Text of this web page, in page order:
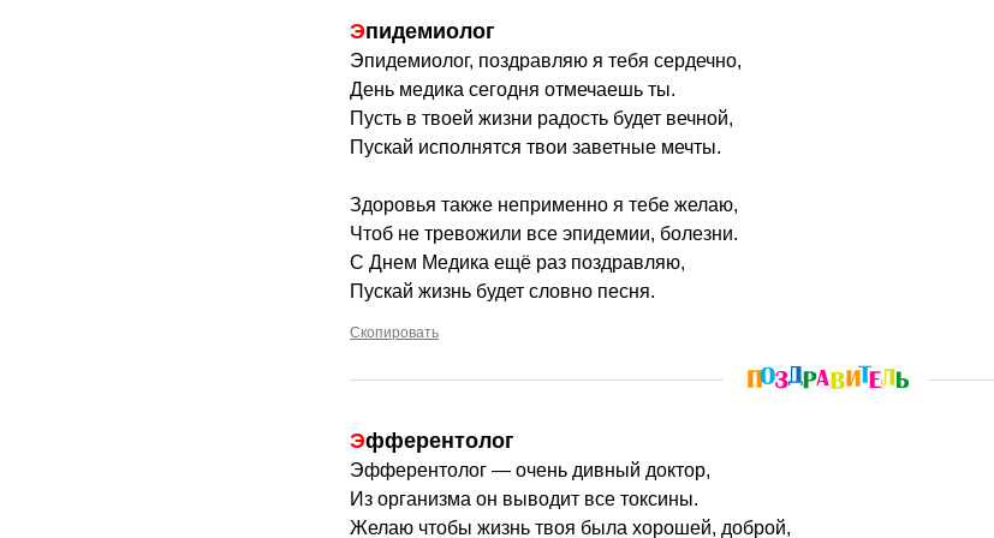
Эпидемиолог
Эпидемиолог, поздравляю я тебя сердечно,
День медика сегодня отмечаешь ты.
Пусть в твоей жизни радость будет вечной,
Пускай исполнятся твои заветные мечты.
Здоровья также неприменно я тебе желаю,
Чтоб не тревожили все эпидемии, болезни.
С Днем Медика ещё раз поздравляю,
Пускай жизнь будет словно песня.
Скопировать
Эфферентолог
Эфферентолог — очень дивный доктор,
Из организма он выводит все токсины.
Желаю чтобы жизнь твоя была хорошей, доброй,